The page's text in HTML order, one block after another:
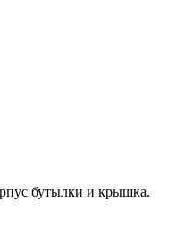
бутылки и крышка.